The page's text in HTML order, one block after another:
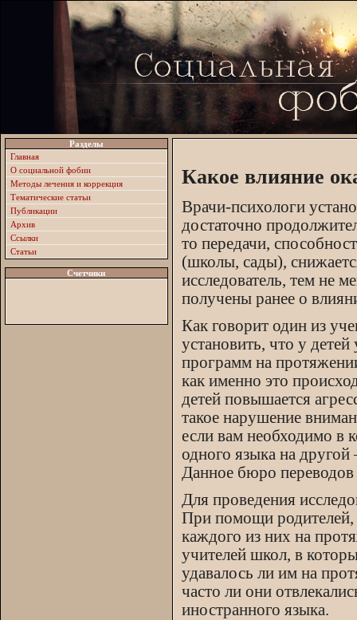
Разделы
Главная
О социальной фобии
Методы лечения и коррекция
Тематические статьи
Публикации
Архив
Ссылки
Статьи
Счетчики
Какое влияние
Врачи-психологи
достаточно
то передачи,
(школы, сады),
исследователь, тем не
получены ранее о
Как говорит один из
установить, что у
программ на
как именно это
детей повышается
такое нарушение
если вам необходимо в
одного языка на
Данное бюро
Для проведения
При помощи родителей,
каждого из них на
учителей школ, в
удавалось ли им на
часто ли они
иностранного языка.